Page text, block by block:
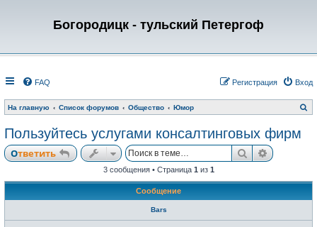
Богородицк - тульский Петергоф
FAQ Вход
Регистрация
На главную Список форумов Общество Юмор
о
Пользуйтесь услугами консалтинговых фирм
Ответить Поиск
3 сообщения • Страница 1 из 1
Сообщение
Bars